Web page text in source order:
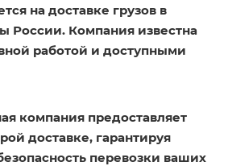
на доставке грузов в
России. Компания известна
работой и доступными
компания предоставляет
доставке, гарантируя
перевозки ваших